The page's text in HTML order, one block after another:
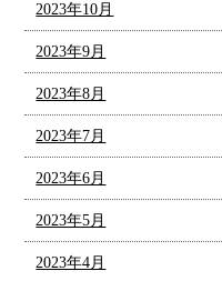
2023年10月
2023年9月
2023年8月
2023年7月
2023年6月
2023年5月
2023年4月